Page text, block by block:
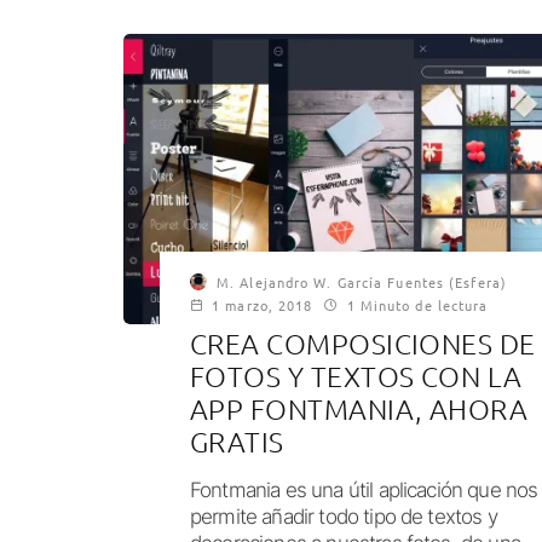
M. Alejandro W. García Fuentes (Esfera)
1 marzo, 2018
1 Minuto de lectura
CREA COMPOSICIONES DE
FOTOS Y TEXTOS CON LA
APP FONTMANIA, AHORA
GRATIS
Fontmania es una útil aplicación que nos
permite añadir todo tipo de textos y